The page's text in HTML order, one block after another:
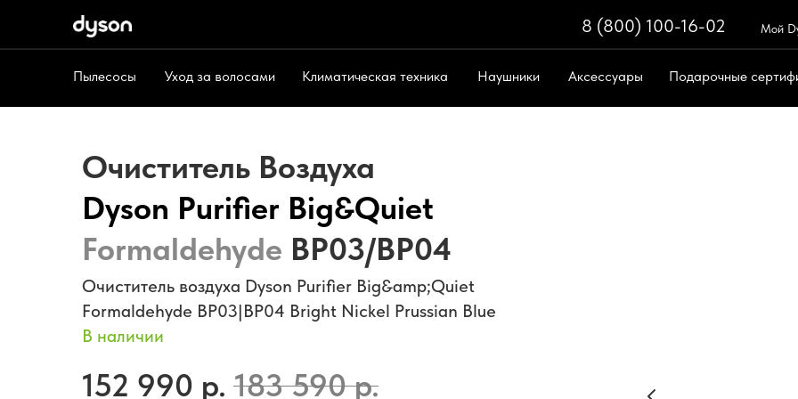
8 (800) 100-
Пылесосы Уход за волосами Климатическая техника Поддержка Поиск
Мой
8 (800) 100-16-02
Пылесосы Уход за волосами Климатическая техника Аксессуары Подарочные
Наушники
Очиститель Воздуха
Dyson Purifier Big&Quiet
Formaldehyde BP03/BP04
Очиститель воздуха Dyson Purifier Big&amp;Quiet
Formaldehyde BP03|BP04 Bright Nickel Prussian Blue
В наличии
152 990 р. 183 590 р.